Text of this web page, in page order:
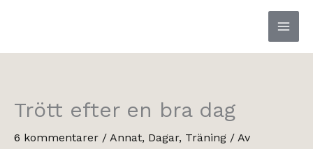
Trött efter en bra dag
6 kommentarer / Annat, Dagar, Träning / Av